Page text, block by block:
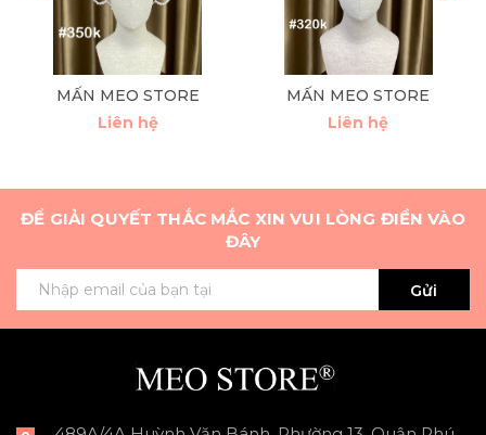
MẤN MEO STORE
Liên hệ
MẤN MEO STORE
Liên hệ
ĐỂ GIẢI QUYẾT THẮC MẮC XIN VUI LÒNG ĐIỀN VÀO
ĐÂY
Gửi